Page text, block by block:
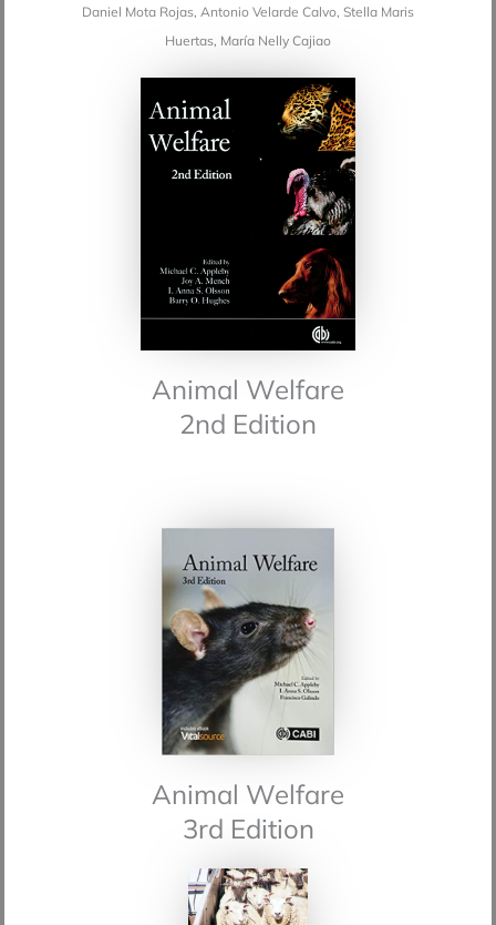
Daniel Mota Rojas, Antonio Velarde Calvo, Stella Maris
Huertas, María Nelly Cajiao
Animal Welfare
2nd Edition
Animal Welfare
3rd Edition